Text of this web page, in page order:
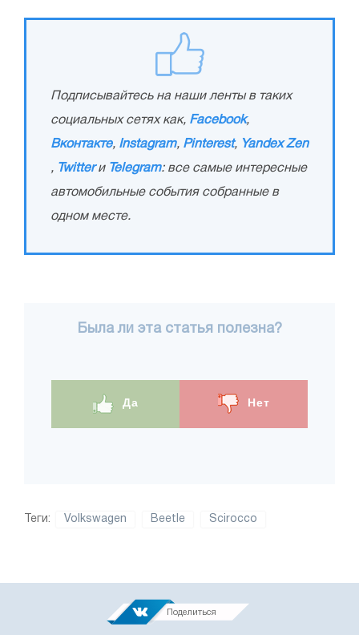
Подписывайтесь на наши ленты в таких
социальных сетях как, Facebook,
Вконтакте, Instagram, Pinterest, Yandex Zen
, Twitterи Telegram: все самые интересные
автомобильные события собранные в
одном месте.
Была ли эта статья полезна?
Да Нет
Теги: Volkswagen Beetle Scirocco
Поделиться